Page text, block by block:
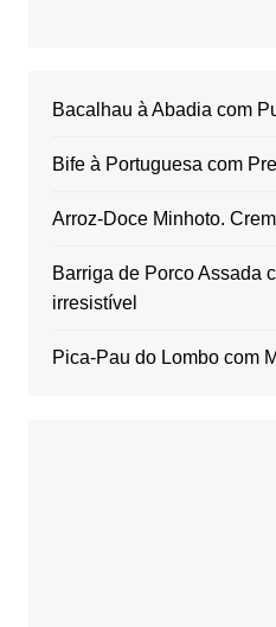
Bacalhau à Abadia com
Bife à Portuguesa com
Arroz-Doce Minhoto.
Barriga de Porco Assada
irresistível
Pica-Pau do Lombo com